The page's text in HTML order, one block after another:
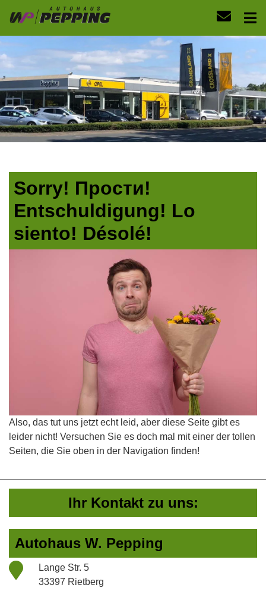
Sorry! Прости!
Entschuldigung! Lo
siento! Désolé!
Also, das tut uns jetzt echt leid, aber diese Seite gibt es
leider nicht! Versuchen Sie es doch mal mit einer der tollen
Seiten, die Sie oben in der Navigation finden!
Ihr Kontakt zu uns:
Autohaus W. Pepping
Lange Str. 5
33397 Rietberg